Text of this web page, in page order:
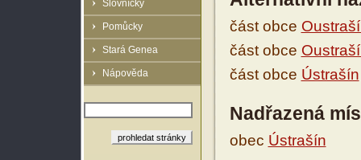
Slovníčky
Pomůcky
Stará Genea
Nápověda
část obce
část obce
část obce Ústrašín
Nadřazená
obec Ústrašín